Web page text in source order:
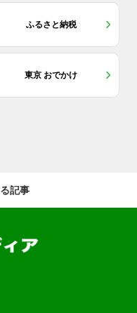
ふるさと納税
東京 おでかけ
記事